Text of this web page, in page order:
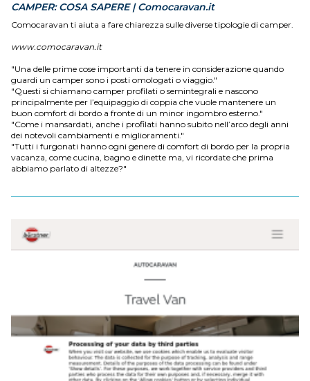
CAMPER: COSA SAPERE | Comocaravan.it
Comocaravan ti aiuta a fare chiarezza sulle diverse tipologie di camper.
www.comocaravan.it
"Una delle prime cose importanti da tenere in considerazione quando
guardi un camper sono i posti omologati o viaggio."
"Questi si chiamano camper profilati o semintegrali e nascono
principalmente per l’equipaggio di coppia che vuole mantenere un
buon comfort di bordo a fronte di un minor ingombro esterno."
"Come i mansardati, anche i profilati hanno subito nell’arco degli anni
dei notevoli cambiamenti e miglioramenti."
"Tutti i furgonati hanno ogni genere di comfort di bordo per la propria
vacanza, come cucina, bagno e dinette ma, vi ricordate che prima
abbiamo parlato di altezze?"